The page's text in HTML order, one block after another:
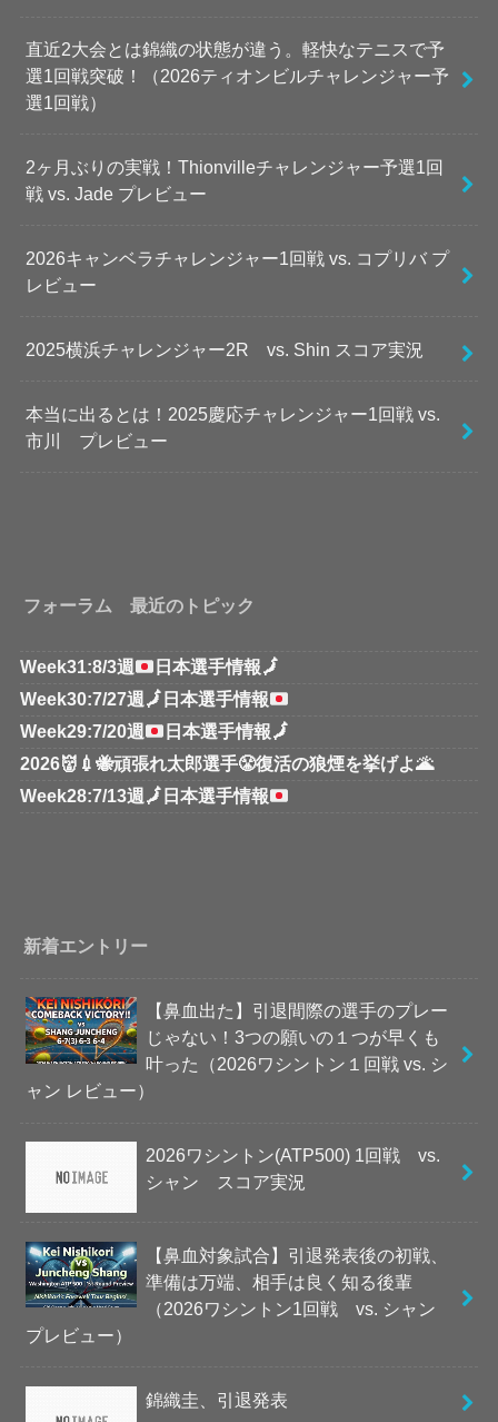
直近2大会とは錦織の状態が違う。軽快なテニスで予
選1回戦突破！（2026ティオンビルチャレンジャー予
選1回戦）
2ヶ月ぶりの実戦！Thionvilleチャレンジャー予選1回
戦 vs. Jade プレビュー
2026キャンベラチャレンジャー1回戦 vs. コプリバ プ
レビュー
2025横浜チャレンジャー2R vs. Shin スコア実況
本当に出るとは！2025慶応チャレンジャー1回戦 vs.
市川 プレビュー
フォーラム 最近のトピック
Week31:8/3週 日本選手情報🗾
Week30:7/27週 🗾 日本選手情報
Week29:7/20週
日本選手情報🗾
2026👹💉🐝頑張れ太郎選手😤復活の狼煙を挙げよ🌋
Week28:7/13週 🗾 日本選手情報
新着エントリー
【鼻血出た】引退間際の選手のプレー
じゃない！3つの願いの１つが早くも
叶った（2026ワシントン１回戦 vs. シ
ャン レビュー）
2026ワシントン(ATP500) 1回戦 vs.
シャン スコア実況
【鼻血対象試合】引退発表後の初戦、
準備は万端、相手は良く知る後輩
（2026ワシントン1回戦 vs. シャン
プレビュー）
錦織圭、引退発表